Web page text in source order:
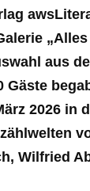
aus
Gäste
2026 in
Wilfried